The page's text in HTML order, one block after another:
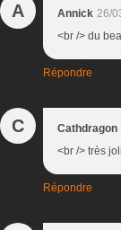
A Annick 26/
<br /> du
Répondre
C Cathdragon
<br /> très
Répondre